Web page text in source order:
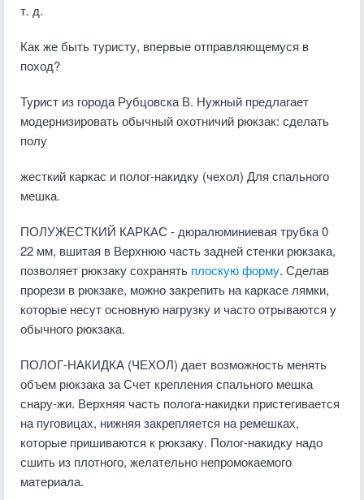
т. д.
Как же быть туристу, впервые отправляющемуся в
поход?
Турист из города Рубцовска В. Нужный предлагает
модернизировать обычный охотничий рюкзак: сделать
полу
жесткий каркас и полог-накидку (чехол) Для спального
мешка.
ПОЛУЖЕСТКИЙ КАРКАС - дюралюминиевая трубка 0
22 мм, вшитая в Верхнюю часть задней стенки рюкзака,
позволяет рюкзаку сохранять плоскую форму. Сделав
прорези в рюкзаке, можно закрепить на каркасе лямки,
которые несут основную нагрузку и часто отрываются у
обычного рюкзака.
ПОЛОГ-НАКИДКА (ЧЕХОЛ) дает возможность менять
объем рюкзака за Счет крепления спального мешка
снару-жи. Верхняя часть полога-накидки пристегивается
на пуговицах, нижняя закрепляется на ремешках,
которые пришиваются к рюкзаку. Полог-накидку надо
сшить из плотного, желательно непромокаемого
материала.